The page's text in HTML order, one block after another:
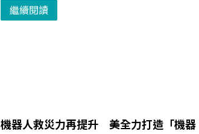
繼續閱讀
機器人救災力再提升 美全力打造「機器